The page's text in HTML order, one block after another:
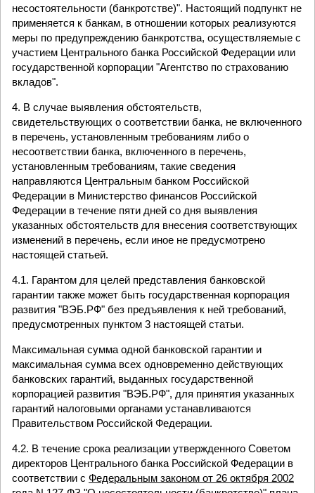
несостоятельности (банкротстве)". Настоящий подпункт не
применяется к банкам, в отношении которых реализуются
меры по предупреждению банкротства, осуществляемые с
участием Центрального банка Российской Федерации или
государственной корпорации "Агентство по страхованию
вкладов".
4. В случае выявления обстоятельств,
свидетельствующих о соответствии банка, не включенного
в перечень, установленным требованиям либо о
несоответствии банка, включенного в перечень,
установленным требованиям, такие сведения
направляются Центральным банком Российской
Федерации в Министерство финансов Российской
Федерации в течение пяти дней со дня выявления
указанных обстоятельств для внесения соответствующих
изменений в перечень, если иное не предусмотрено
настоящей статьей.
4.1. Гарантом для целей представления банковской
гарантии также может быть государственная корпорация
развития "ВЭБ.РФ" без предъявления к ней требований,
предусмотренных пунктом 3 настоящей статьи.
Максимальная сумма одной банковской гарантии и
максимальная сумма всех одновременно действующих
банковских гарантий, выданных государственной
корпорацией развития "ВЭБ.РФ", для принятия указанных
гарантий налоговыми органами устанавливаются
Правительством Российской Федерации.
4.2. В течение срока реализации утвержденного Советом
директоров Центрального банка Российской Федерации в
соответствии с Федеральным законом от 26 октября 2002